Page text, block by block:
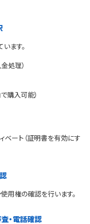
ます。
処理）
購入可能）
ベート（証明書を有効にす
用権の確認を行います。
・電話確認